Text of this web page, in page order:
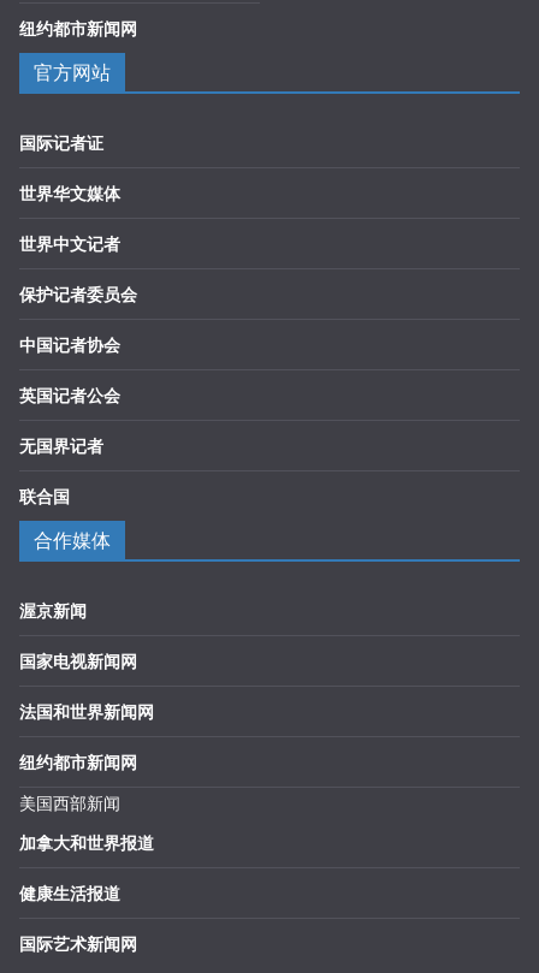
纽约都市新闻网
官方网站
国际记者证
世界华文媒体
世界中文记者
保护记者委员会
中国记者协会
英国记者公会
无国界记者
联合国
合作媒体
渥京新闻
国家电视新闻网
法国和世界新闻网
纽约都市新闻网
美国西部新闻
加拿大和世界报道
健康生活报道
国际艺术新闻网